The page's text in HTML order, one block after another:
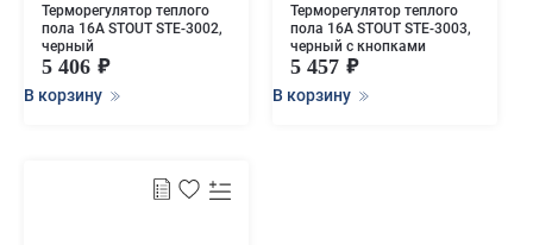
Терморегулятор теплого
пола 16А STOUT STE-3002,
черный
5 406
В корзину
Терморегулятор теплого
пола 16А STOUT STE-3003,
черный с кнопками
5 457
В корзину